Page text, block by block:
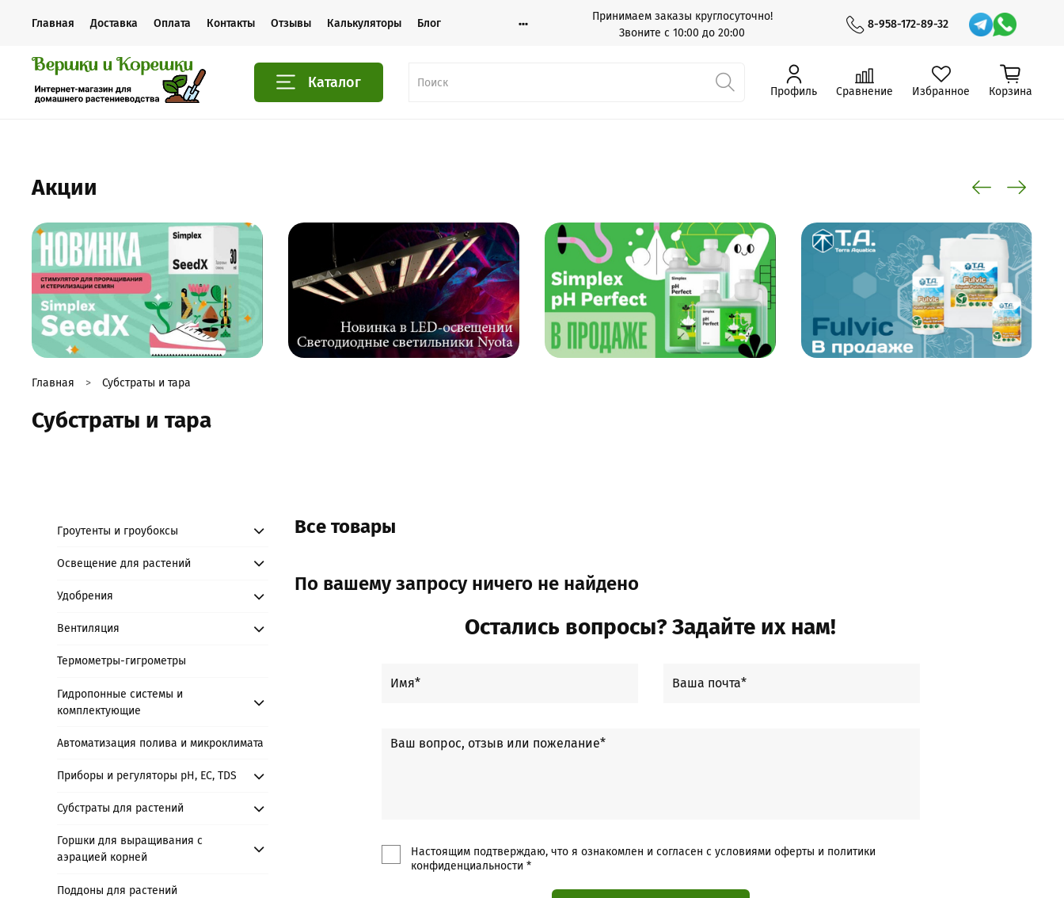
Главная Доставка Оплата Контакты Отзывы Калькуляторы Блог
Принимаем заказы круглосуточно!
Звоните с 10:00 до 20:00
8-958-172-89-32
Каталог
Профиль Сравнение Избранное Корзина
Акции
Главная Субстраты и тара
Субстраты и тара
Все товары
По вашему запросу ничего не найдено
Остались вопросы? Задайте их нам!
Настоящим подтверждаю, что я ознакомлен и согласен с условиями оферты и политики
конфиденциальности *
Гроутенты и гроубоксы
Освещение для растений
Удобрения
Вентиляция
Термометры-гигрометры
Гидропонные системы и
комплектующие
Автоматизация полива и микроклимата
Приборы и регуляторы рН, EC, TDS
Субстраты для растений
Горшки для выращивания с
аэрацией корней
Поддоны для растений